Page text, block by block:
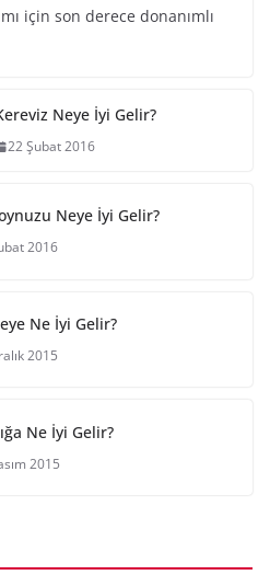
için son derece donanımlı
Neye İyi Gelir?
22 Şubat 2016
Neye İyi Gelir?
2016
Ne İyi Gelir?
2015
Ne İyi Gelir?
2015